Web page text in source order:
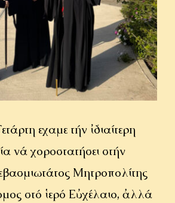
ΟΜΙΛΙΕΣ
ΙΕΡΑΠΟΣΤΟΛΗ
ΕΠΙΚΟΙΝΩΝΙΑ
εἴχαμε τήν ἰδιαίτερη
νά χοροστατήσει στήν
Μητροπολίτης
στό ἱερό Εὐχέλαιο, ἀλλά